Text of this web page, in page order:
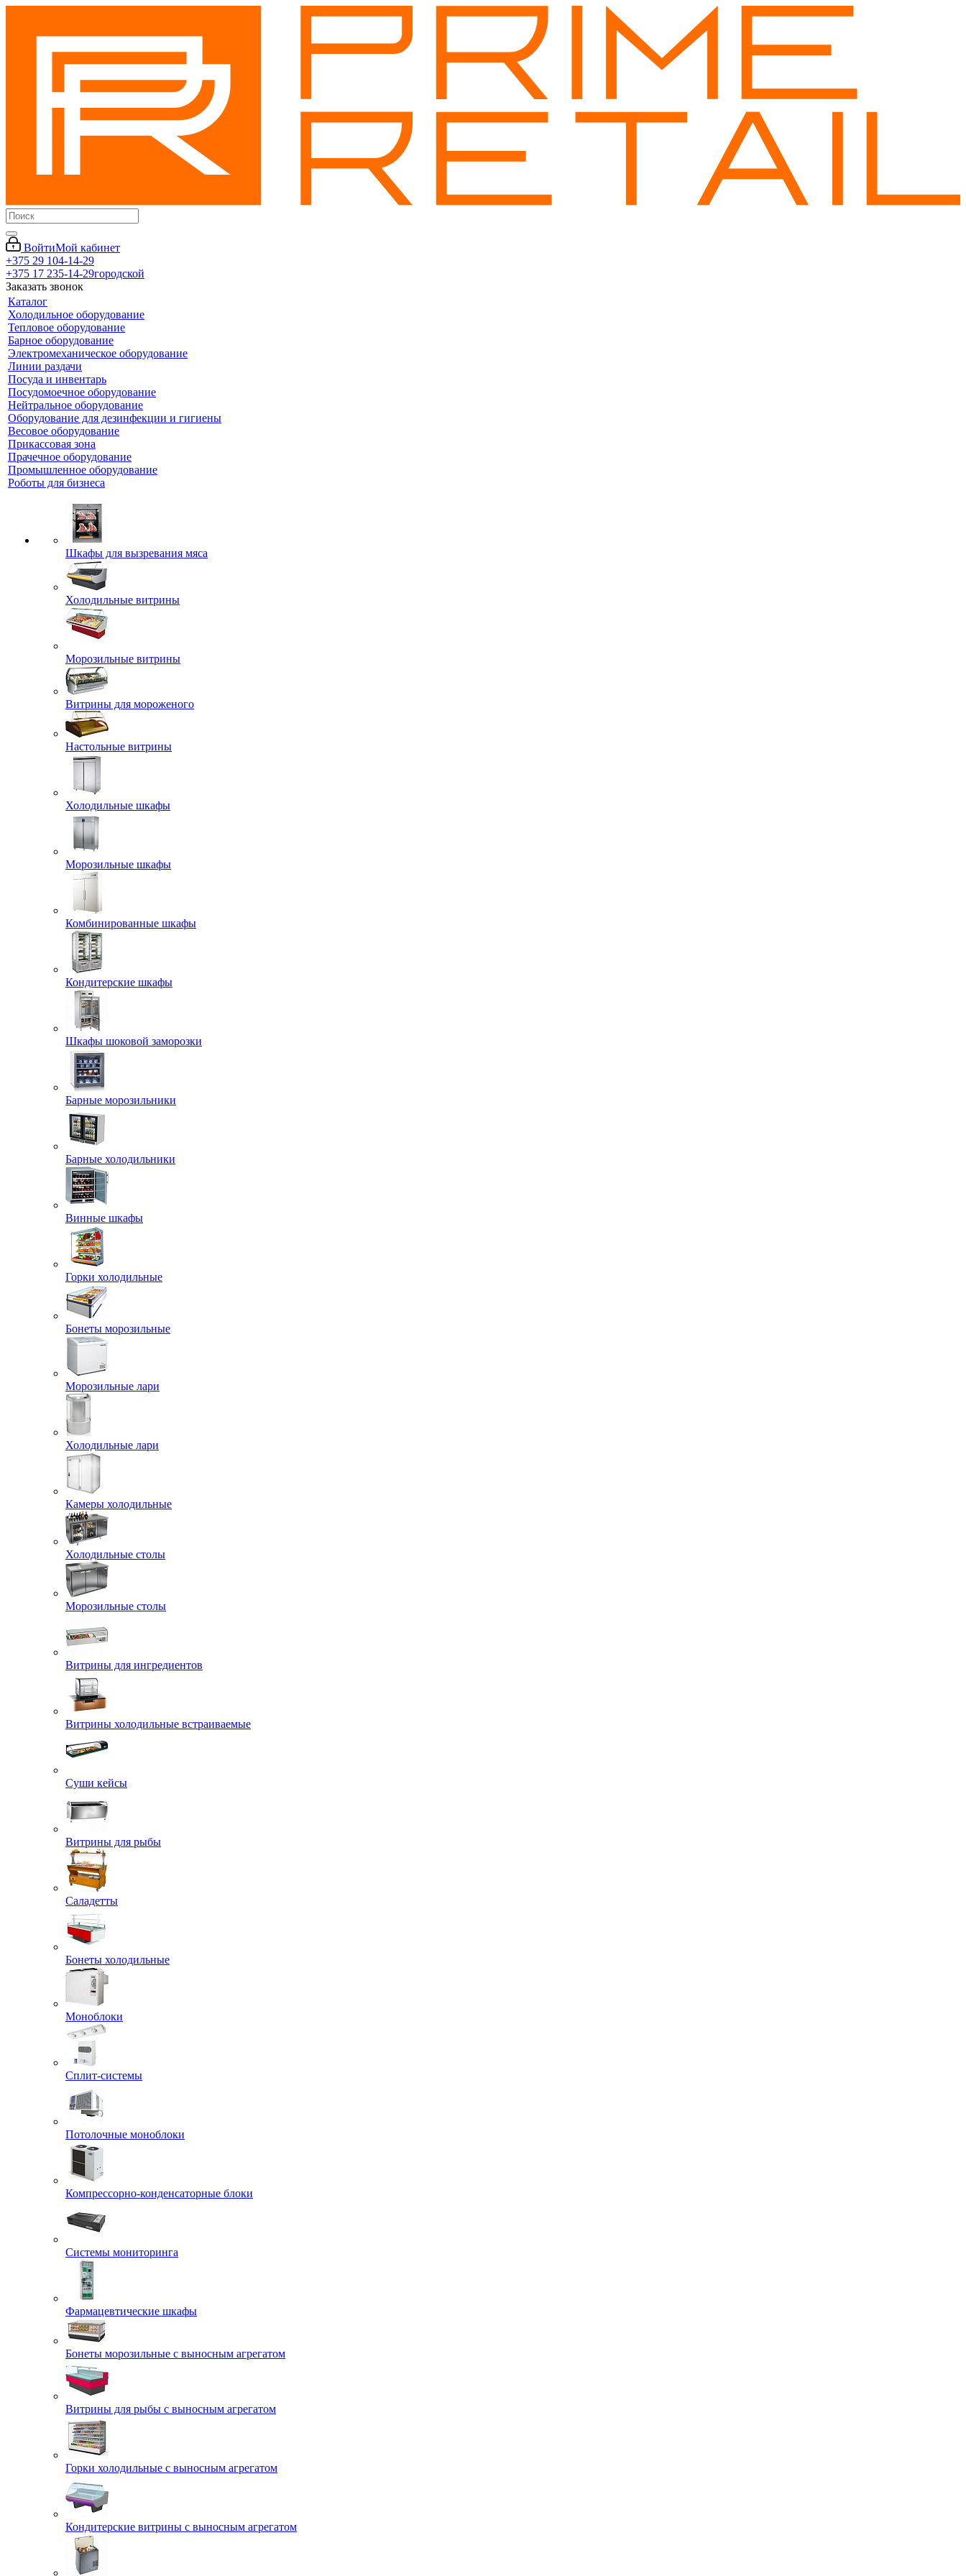
ВойтиМой кабинет
+375 29 104-14-29
+375 17 235-14-29городской
Заказать звонок
Каталог
Холодильное оборудование
Тепловое оборудование
Барное оборудование
Электромеханическое оборудование
Линии раздачи
Посуда и инвентарь
Посудомоечное оборудование
Нейтральное оборудование
Оборудование для дезинфекции и гигиены
Весовое оборудование
Прикассовая зона
Прачечное оборудование
Промышленное оборудование
Роботы для бизнеса
Шкафы для вызревания мяса
Холодильные витрины
Морозильные витрины
Витрины для мороженого
Настольные витрины
Холодильные шкафы
Морозильные шкафы
Комбинированные шкафы
Кондитерские шкафы
Шкафы шоковой заморозки
Барные морозильники
Барные холодильники
Винные шкафы
Горки холодильные
Бонеты морозильные
Морозильные лари
Холодильные лари
Камеры холодильные
Холодильные столы
Морозильные столы
Витрины для ингредиентов
Витрины холодильные встраиваемые
Суши кейсы
Витрины для рыбы
Саладетты
Бонеты холодильные
Моноблоки
Сплит-системы
Потолочные моноблоки
Компрессорно-конденсаторные блоки
Системы мониторинга
Фармацевтические шкафы
Бонеты морозильные с выносным агрегатом
Витрины для рыбы с выносным агрегатом
Горки холодильные с выносным агрегатом
Кондитерские витрины с выносным агрегатом